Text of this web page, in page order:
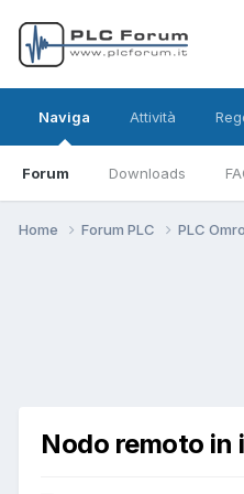
Naviga
Forum Downloads
Attività
Home Forum PLC PLC
Nodo remoto in